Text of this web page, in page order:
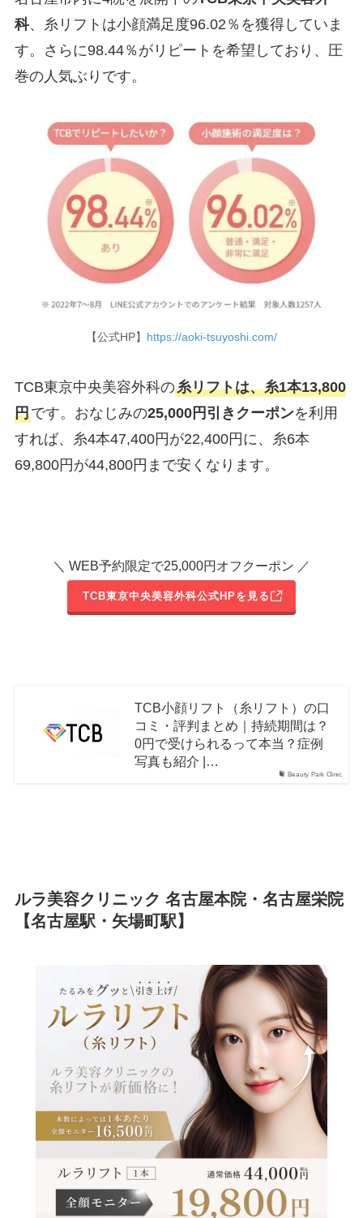
科、糸リフトは小顔満足度96.02％を獲得していま
す。さらに98.44％がリピートを希望しており、圧
巻の人気ぶりです。
【公式HP】 https://aoki-tsuyoshi.com/
TCB東京中央美容外科の糸リフトは、糸1本13,800
円です。おなじみの25,000円引きクーポンを利用
すれば、糸4本47,400円が22,400円に、糸6本
69,800円が44,800円まで安くなります。
＼ WEB予約限定で25,000円オフクーポン ／
TCB東京中央美容外科公式HPを見る
Beauty Park Clinic
TCB小顔リフト（糸リフト）の口
コミ・評判まとめ｜持続期間は？
0円で受けられるって本当？症例
写真も紹介 |…
ルラ美容クリニック 名古屋本院・名古屋栄院
【名古屋駅・矢場町駅】